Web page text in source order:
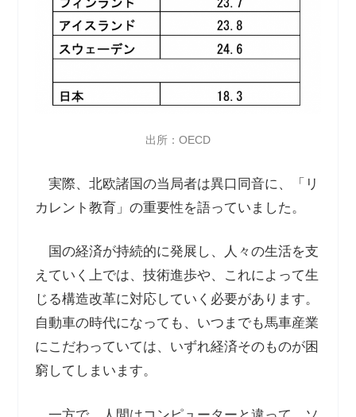
出所：OECD
実際、北欧諸国の当局者は異口同音に、「リ
カレント教育」の重要性を語っていました。
国の経済が持続的に発展し、人々の生活を支
えていく上では、技術進歩や、これによって生
じる構造改革に対応していく必要があります。
自動車の時代になっても、いつまでも馬車産業
にこだわっていては、いずれ経済そのものが困
窮してしまいます。